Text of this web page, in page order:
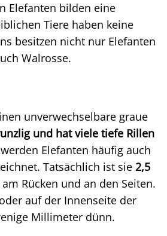
Elefanten bilden eine
Tiere haben keine
besitzen nicht nur Elefanten
Walrosse.
unverwechselbare graue
und hat viele tiefe Rillen
Elefanten häufig auch
Tatsächlich ist sie 2,5
Rücken und an den Seiten.
auf der Innenseite der
Millimeter dünn.